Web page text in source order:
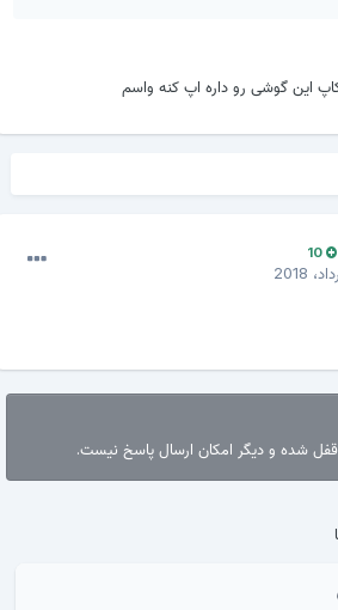
این گوشی رو داره اپ کنه واسم
10
شده و دیگر امکان ارسال پاسخ نیست.